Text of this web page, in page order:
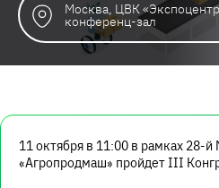
Москва, ЦВК
конференц-зал
11 октября в 11:00 в рамках 28-й
«Агропродмаш» пройдетIII